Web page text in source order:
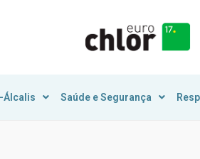
Álcalis Saúde e Segurança